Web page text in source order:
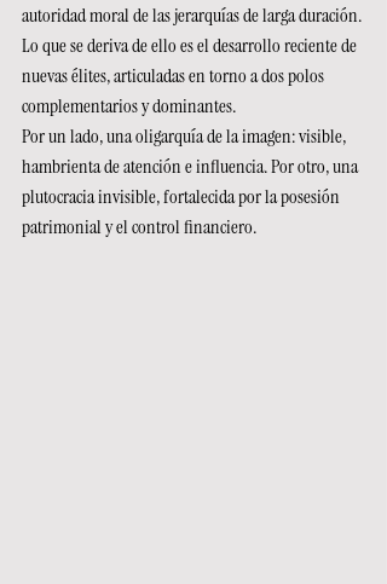
autoridad moral de las jerarquías de larga duración.
Lo que se deriva de ello es el desarrollo reciente de
nuevas élites, articuladas en torno a dos polos
complementarios y dominantes.
Por un lado, una oligarquía de la imagen: visible,
hambrienta de atención e influencia. Por otro, una
plutocracia invisible, fortalecida por la posesión
patrimonial y el control financiero.